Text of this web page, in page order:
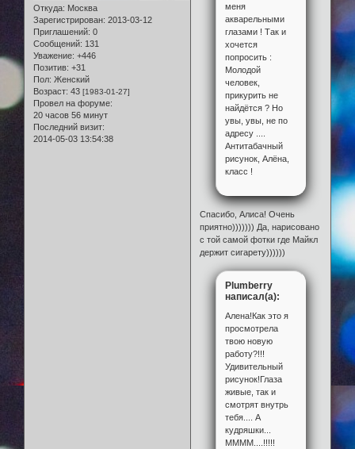
Откуда: Москва
Зарегистрирован: 2013-03-12
Приглашений: 0
Сообщений: 131
Уважение: +446
Позитив: +31
Пол: Женский
Возраст: 43 [1983-01-27]
Провел на форуме:
20 часов 56 минут
Последний визит:
2014-05-03 13:54:38
меня
акварельными
глазами ! Так и
хочется
попросить :
Молодой
человек,
прикурить не
найдётся ? Но
увы, увы, не по
адресу ....
Антитабачный
рисунок, Алёна,
класс !
Спасибо, Алиса! Очень
приятно))))))) Да, нарисовано
с той самой фотки где Майкл
держит сигарету))))))
Plumberry
написал(а):
Алена!Как это я
просмотрела
твою новую
работу?!!!
Удивительный
рисунок!Глаза
живые, так и
смотрят внутрь
тебя.... А
кудряшки...
ММММ....!!!!!